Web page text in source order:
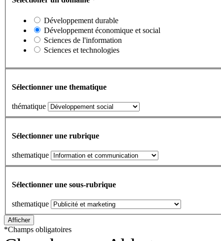
Développement durable
Développement économique et social
Sciences de l'information
Sciences et technologies
Sélectionner une thematique
thématique
Sélectionner une rubrique
sthematique
Sélectionner une sous-rubrique
sthematique
*Champs obligatoires